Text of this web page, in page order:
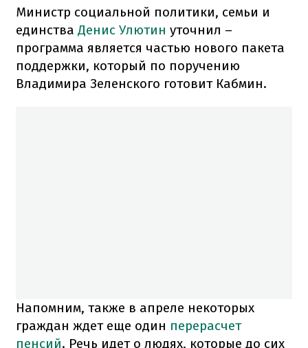
Министр социальной политики, семьи и
единства Денис Улютин уточнил –
программа является частью нового пакета
поддержки, который по поручению
Владимира Зеленского готовит Кабмин.
Напомним, также в апреле некоторых
граждан ждет еще один перерасчет
пенсий. Речь идет о людях, которые до сих